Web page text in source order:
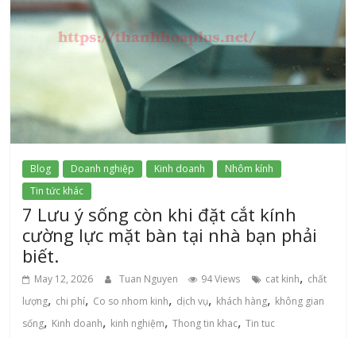
Blog Doanh nghiệp Kinh doanh
Nhôm kính
Tin tức khác
7 Lưu ý sống còn khi đặt cắt kính
cường lực mặt bàn tại nhà bạn phải
biết.
May 12, 2026 Tuan Nguyen 94 Views cat kinh, chất
lượng, chi phí, Co so nhom kinh, dịch vụ, khách hàng, không gian
sống, Kinh doanh, kinh nghiệm,Thong tin khac,Tin tuc